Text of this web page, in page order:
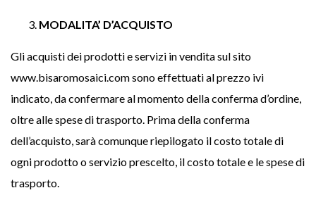
MODALITA’ D’ACQUISTO
Gli acquisti dei prodotti e servizi in vendita sul sito
www.bisaromosaici.com sono effettuati al prezzo ivi
indicato, da confermare al momento della conferma d’ordine,
oltre alle spese di trasporto. Prima della conferma
dell’acquisto, sarà comunque riepilogato il costo totale di
ogni prodotto o servizio prescelto, il costo totale e le spese di
trasporto.